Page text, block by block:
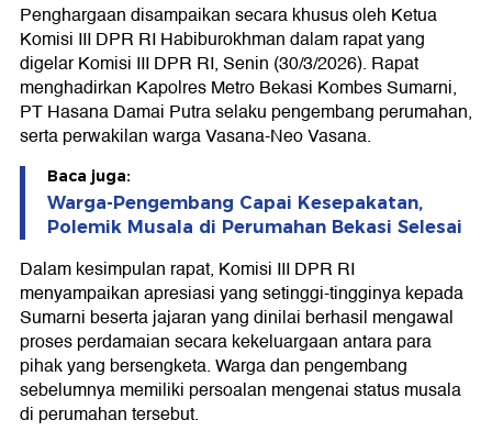
Penghargaan disampaikan secara khusus oleh Ketua
Komisi III DPR RI Habiburokhman dalam rapat yang
digelar Komisi III DPR RI, Senin (30/3/2026). Rapat
menghadirkan Kapolres Metro Bekasi Kombes Sumarni,
PT Hasana Damai Putra selaku pengembang perumahan,
serta perwakilan warga Vasana-Neo Vasana.
Baca juga:
Warga-Pengembang Capai Kesepakatan,
Polemik Musala di Perumahan Bekasi Selesai
Dalam kesimpulan rapat, Komisi III DPR RI
menyampaikan apresiasi yang setinggi-tingginya kepada
Sumarni beserta jajaran yang dinilai berhasil mengawal
proses perdamaian secara kekeluargaan antara para
pihak yang bersengketa. Warga dan pengembang
sebelumnya memiliki persoalan mengenai status musala
di perumahan tersebut.